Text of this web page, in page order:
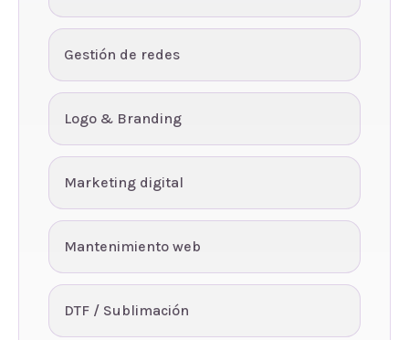
Gestión de redes
Logo & Branding
Marketing digital
Mantenimiento web
DTF / Sublimación